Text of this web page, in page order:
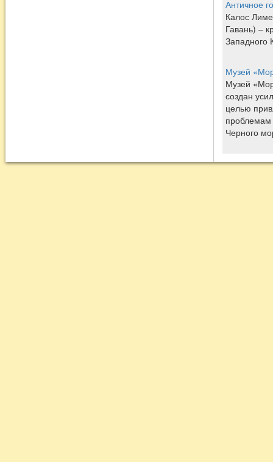
Античное
Калос
Гавань) –
Западного
Музей
Музей
создан
целью
проблемам
Черного